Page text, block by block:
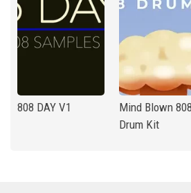
808 DAY V1
Mind Blown 808
Drum Kit